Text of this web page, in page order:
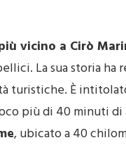
vicino a Cirò
La sua storia
turistiche. È
più di 40 minuti
, ubicato a 40